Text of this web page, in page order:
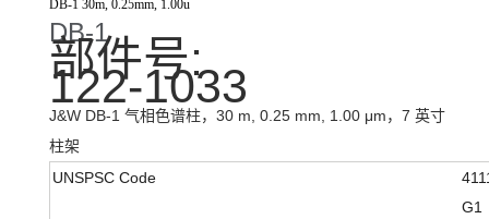
DB-1 30m, 0.25mm, 1.00u
DB-1
部件号:
122-1033
J&W DB-1 气相色谱柱，30 m, 0.25 mm, 1.00 μm，7 英寸
柱架
UNSPSC Code
G1